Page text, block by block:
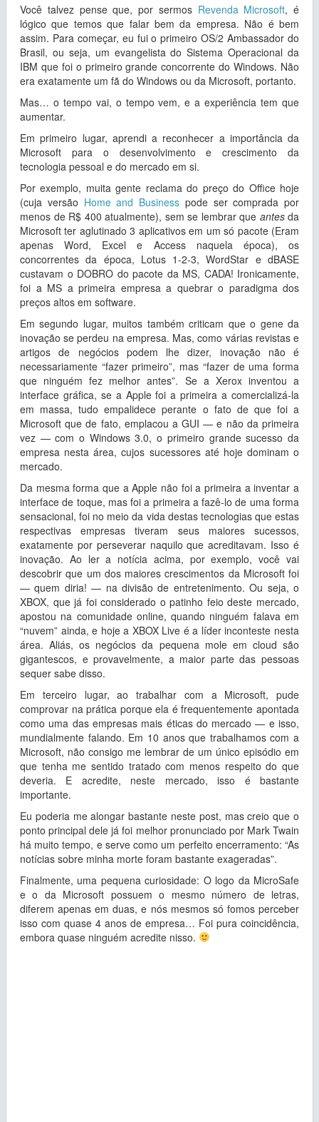
Você talvez pense que, por sermos Revenda Microsoft, é
lógico que temos que falar bem da empresa. Não é bem
assim. Para começar, eu fui o primeiro OS/2 Ambassador do
Brasil, ou seja, um evangelista do Sistema Operacional da
IBM que foi o primeiro grande concorrente do Windows. Não
era exatamente um fã do Windows ou da Microsoft, portanto.
Mas… o tempo vai, o tempo vem, e a experiência tem que
aumentar.
Em primeiro lugar, aprendi a reconhecer a importância da
Microsoft para o desenvolvimento e crescimento da
tecnologia pessoal e do mercado em si.
Por exemplo, muita gente reclama do preço do Office hoje
(cuja versão Home and Business pode ser comprada por
menos de R$ 400 atualmente), sem se lembrar que antesda
Microsoft ter aglutinado 3 aplicativos em um só pacote (Eram
apenas Word, Excel e Access naquela época), os
concorrentes da época, Lotus 1-2-3, WordStar e dBASE
custavam o DOBRO do pacote da MS, CADA! Ironicamente,
foi a MS a primeira empresa a quebrar o paradigma dos
preços altos em software.
Em segundo lugar, muitos também criticam que o gene da
inovação se perdeu na empresa. Mas, como várias revistas e
artigos de negócios podem lhe dizer, inovação não é
necessariamente “fazer primeiro”, mas “fazer de uma forma
que ninguém fez melhor antes”. Se a Xerox inventou a
interface gráfica, se a Apple foi a primeira a comercializá-la
em massa, tudo empalidece perante o fato de que foi a
Microsoft que de fato, emplacou a GUI — e não da primeira
vez — com o Windows 3.0, o primeiro grande sucesso da
empresa nesta área, cujos sucessores até hoje dominam o
mercado.
Da mesma forma que a Apple não foi a primeira a inventar a
interface de toque, mas foi a primeira a fazê-lo de uma forma
sensacional, foi no meio da vida destas tecnologias que estas
respectivas empresas tiveram seus maiores sucessos,
exatamente por perseverar naquilo que acreditavam. Isso é
inovação. Ao ler a notícia acima, por exemplo, você vai
descobrir que um dos maiores crescimentos da Microsoft foi
— quem diria! — na divisão de entretenimento. Ou seja, o
XBOX, que já foi considerado o patinho feio deste mercado,
apostou na comunidade online, quando ninguém falava em
“nuvem” ainda, e hoje a XBOX Live é a líder inconteste nesta
área. Aliás, os negócios da pequena mole em cloud são
gigantescos, e provavelmente, a maior parte das pessoas
sequer sabe disso.
Em terceiro lugar, ao trabalhar com a Microsoft, pude
comprovar na prática porque ela é frequentemente apontada
como uma das empresas mais éticas do mercado — e isso,
mundialmente falando. Em 10 anos que trabalhamos com a
Microsoft, não consigo me lembrar de um único episódio em
que tenha me sentido tratado com menos respeito do que
deveria. E acredite, neste mercado, isso é bastante
importante.
Eu poderia me alongar bastante neste post, mas creio que o
ponto principal dele já foi melhor pronunciado por Mark Twain
há muito tempo, e serve como um perfeito encerramento: “As
notícias sobre minha morte foram bastante exageradas”.
Finalmente, uma pequena curiosidade: O logo da MicroSafe
e o da Microsoft possuem o mesmo número de letras,
diferem apenas em duas, e nós mesmos só fomos perceber
isso com quase 4 anos de empresa… Foi pura coincidência,
embora quase ninguém acredite nisso.